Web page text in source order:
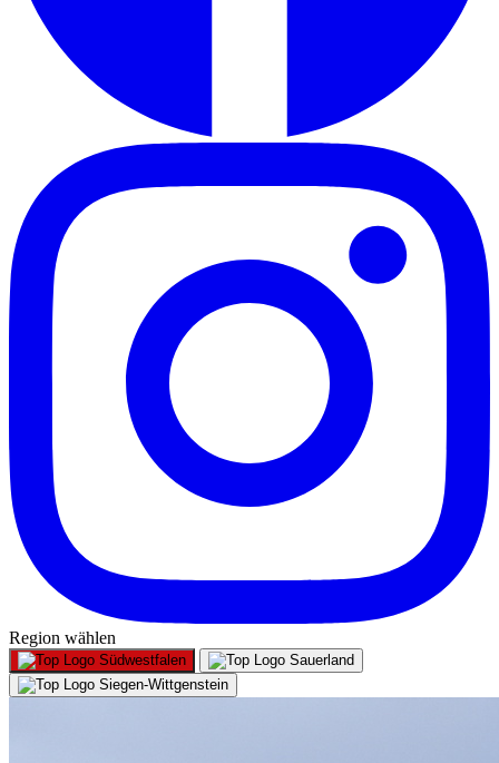
Region wählen
Südwestfalen
Sauerland
Siegen-Wittgenstein